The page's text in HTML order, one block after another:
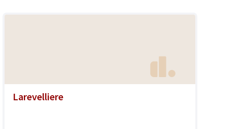
Larevelliere